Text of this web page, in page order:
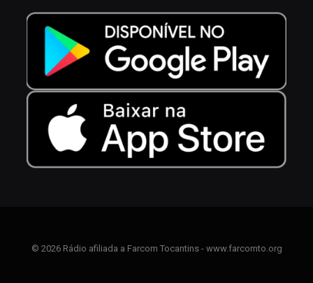
© 2026 Rádio afiliada a Farcom Tocantins - www.farcomto.org